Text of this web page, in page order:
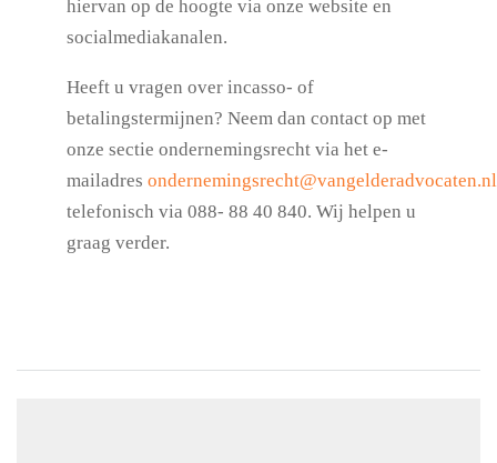
hiervan op de hoogte via onze website en
socialmediakanalen.
Heeft u vragen over incasso- of
betalingstermijnen? Neem dan contact op met
onze sectie ondernemingsrecht via het e-
mailadres ondernemingsrecht@vangelderadvocaten.nl
telefonisch via 088- 88 40 840. Wij helpen u
graag verder.